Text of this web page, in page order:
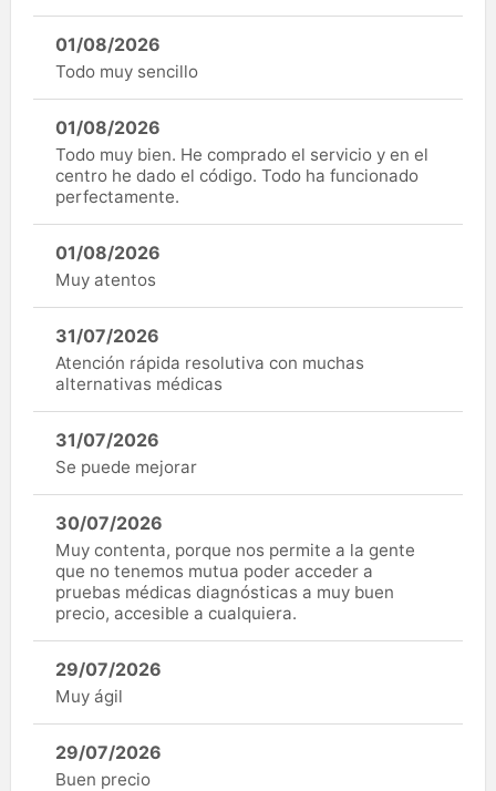
01/08/2026
Todo muy sencillo
01/08/2026
Todo muy bien. He comprado el servicio y en el
centro he dado el código. Todo ha funcionado
perfectamente.
01/08/2026
Muy atentos
31/07/2026
Atención rápida resolutiva con muchas
alternativas médicas
31/07/2026
Se puede mejorar
30/07/2026
Muy contenta, porque nos permite a la gente
que no tenemos mutua poder acceder a
pruebas médicas diagnósticas a muy buen
precio, accesible a cualquiera.
29/07/2026
Muy ágil
29/07/2026
Buen precio